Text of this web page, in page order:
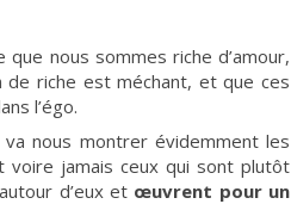
nous sommes riche d’amour,
de riche est méchant, et que ces
l’égo.
nous montrer évidemment les
voire jamais ceux qui sont plutôt
d’eux et œuvrent pour un